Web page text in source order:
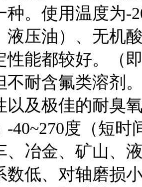
种。使用温度为
液压油）、无机
性能都较好。（
不耐含氟类溶剂
以及极佳的耐臭
-40~270度（短
、冶金、矿山、
数低、对轴磨损